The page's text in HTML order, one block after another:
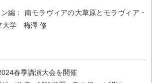
編： 南モラヴィアの大草原とモラヴィア・
大学 梅澤 修
春季講演大会を開催